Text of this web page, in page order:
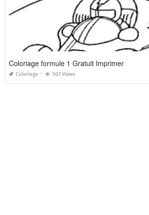
Coloriage formule 1 Gratuit Imprimer
Coloriage 501 Views